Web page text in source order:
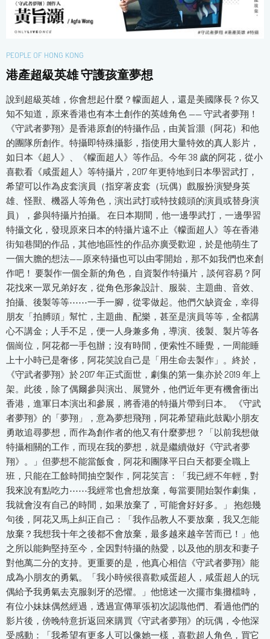
PEOPLE OF HONG KONG
港產超級英雄 守護孩童夢想
說到超級英雄，你會想起什麼？幪面超人，還是美國隊長？你又
知不知道，原來香港也有本土創作的英雄角色 —— 守武者夢翔！
《守武者夢翔》是香港原創的特攝作品，由黃旨灝（阿花）和他
的團隊所創作。特攝即特殊攝影，指使用大量特效的真人影片，
如日本《超人》、《幪面超人》等作品。今年 38 歲的阿花，從小
喜歡看《咸蛋超人》等特攝片，2017 年更特地到日本學習武打，
希望可以作為皮套演員（指穿著皮套（玩偶）戲服扮演變身英
雄、怪獸、機器人等角色，演出武打或特技鏡頭的演員或替身演
員），參與特攝片拍攝。 在日本期間，他一邊學武打，一邊學習
特攝文化，發現原來日本的特攝片遠不止《幪面超人》等在香港
街知巷聞的作品，其他地區性的作品亦廣受歡迎，於是他萌生了
一個大膽的想法——原來特攝也可以由零開始，那不如我們也來創
作吧！ 要製作一個全新的角色，自資製作特攝片，談何容易？阿
花找來一眾兄弟好友，從角色形象設計、服裝、主題曲、音效、
拍攝、後製等等⋯⋯一手一腳，從零做起。他們欠缺資金，幸得
朋友「拍膊頭」幫忙，主題曲、配樂，甚至是演員等等，全都講
心不講金；人手不足，便一人身兼多角，導演、後製、製片等各
個崗位，阿花都一手包辦；沒有時間，便索性不睡覺，一周能睡
上十小時已是奢侈，阿花笑說自己是「用生命去製作」。終於，
《守武者夢翔》於 2017 年正式面世，劇集的第一集亦於 2019 年上
架。此後，除了偶爾參與演出、展覽外，他們近年更有機會衝出
香港，進軍日本演出和參展，將香港的特攝片帶到日本。 《守武
者夢翔》的「夢翔」，意為夢想飛翔，阿花希望藉此鼓勵小朋友
勇敢追尋夢想，而作為創作者的他又有什麼夢想？「以前我想做
特攝相關的工作，而現在我的夢想，就是繼續做好《守武者夢
翔》。」但夢想不能當飯食，阿花和團隊平日白天都要全職上
班，只能在工餘時間抽空製作，阿花笑言：「我已經不年輕，對
我來說有點吃力⋯⋯我經常也會想放棄，每當要開始製作劇集，
我就會沒有自己的時間，如果放棄了，可能會好好多。」 抱怨幾
句後，阿花又馬上糾正自己：「我作品教人不要放棄，我又怎能
放棄？我想我十年之後都不會放棄，最多越來越辛苦而已！」他
之所以能夠堅持至今，全因對特攝的熱愛，以及他的朋友和妻子
對他萬二分的支持。更重要的是，他真心相信《守武者夢翔》能
成為小朋友的勇氣。「我小時候很喜歡咸蛋超人，咸蛋超人的玩
偶給予我勇氣去克服剝牙的恐懼。」他憶述一次擺市集攤檔時，
有位小妹妹偶然經過，透過宣傳單張初次認識他們、看過他們的
影片後，傍晚特意折返回來購買《守武者夢翔》的玩偶，令他深
受感動：「我希望有更多人可以像她一樣，喜歡超人角色，買它